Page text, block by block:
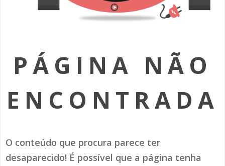
SOMOS TODOS EUROPEUS
AMADORA LIGA À RESILIÊNCIA
(RE) PENSAMENTOS
HISTÓRIAS DE ABRIL
PÁGINA NÃO
ENCONTRADA
O conteúdo que procura parece ter
desaparecido! É possível que a página tenha